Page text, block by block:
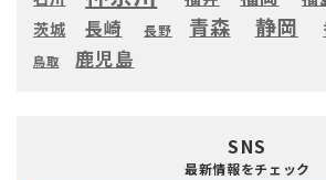
茨城 長崎 長野 青森 静岡
鳥取 鹿児島
SNS
最新情報をチェック